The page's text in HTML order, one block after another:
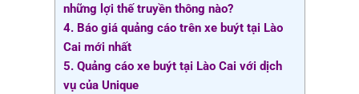
những lợi thế truyền thông nào?
4. Báo giá quảng cáo trên xe buýt tại Lào
Cai mới nhất
5. Quảng cáo xe buýt tại Lào Cai với dịch
vụ của Unique